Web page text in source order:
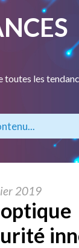
toutes les
2019